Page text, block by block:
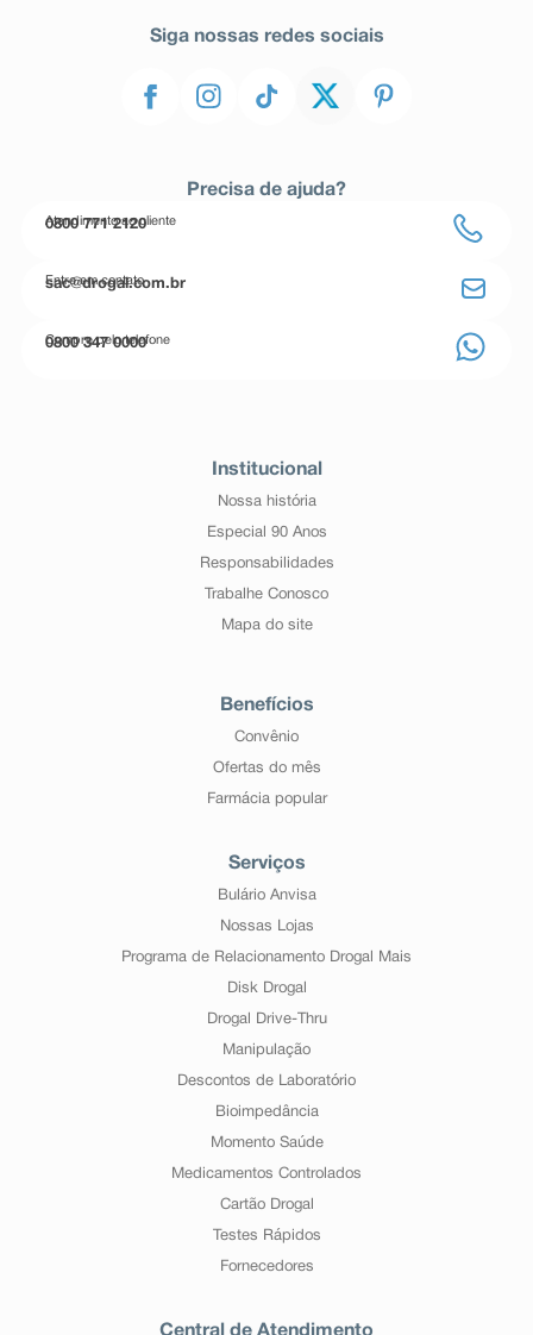
Siga nossas redes sociais
Precisa de ajuda?
Atendimento ao cliente
0800 771 2120
Entre em contato
sac@drogal.com.br
Compre pelo telefone
0800 347 0000
Institucional
Nossa história
Especial 90 Anos
Responsabilidades
Trabalhe Conosco
Mapa do site
Benefícios
Convênio
Ofertas do mês
Farmácia popular
Serviços
Bulário Anvisa
Nossas Lojas
Programa de Relacionamento Drogal Mais
Disk Drogal
Drogal Drive-Thru
Manipulação
Descontos de Laboratório
Bioimpedância
Momento Saúde
Medicamentos Controlados
Cartão Drogal
Testes Rápidos
Fornecedores
Central de Atendimento